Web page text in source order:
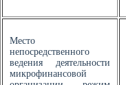
Место
непосредственного
ведения деятельности
микрофинансовой